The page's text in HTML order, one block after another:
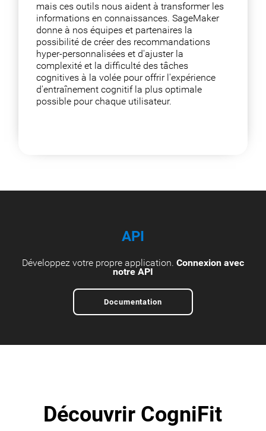
mais ces outils nous aident à transformer les
informations en connaissances. SageMaker
donne à nos équipes et partenaires la
possibilité de créer des recommandations
hyper-personnalisées et d'ajuster la
complexité et la difficulté des tâches
cognitives à la volée pour offrir l'expérience
d'entraînement cognitif la plus optimale
possible pour chaque utilisateur.
API
Développez votre propre application. Connexion avec
notre API
Documentation
Découvrir CogniFit